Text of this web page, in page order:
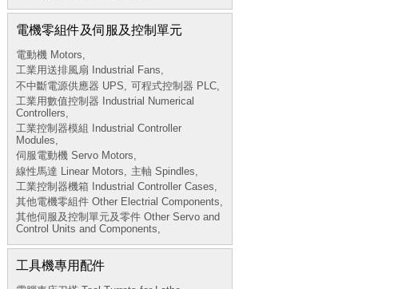
電機零組件及伺服及控制單元
電動機 Motors,
工業用送排風扇 Industrial Fans,
不中斷電源供應器 UPS, 可程式控制器 PLC,
工業用數值控制器 Industrial Numerical
Controllers,
工業控制器模組 Industrial Controller
Modules,
伺服電動機 Servo Motors,
線性馬達 Linear Motors, 主軸 Spindles,
工業控制器機箱 Industrial Controller Cases,
其他電機零組件 Other Electrial Components,
其他伺服及控制單元及零件 Other Servo and
Control Units and Components,
工具機專用配件